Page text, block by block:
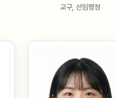
교구, 선임행정